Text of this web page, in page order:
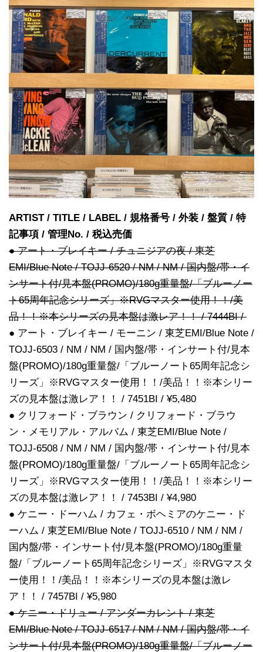
ARTIST / TITLE / LABEL / 規格番号 / 外装 / 盤質 / 特
記事項 / 管理No. / 税込売価
● アート・ブレイキー / チュニジアの夜 / 東芝
EMI/Blue Note / TOJJ-6520 / NM / NM / 国内盤/帯・イ
ンサート付/見本盤(PROMO)/180g重量盤/「ブルーノー
ト65周年記念シリーズ」※RVGマスター使用！！/美
品！！※本シリーズの見本盤は激レア！！ / 7444BI /
● アート・ブレイキー / モーニン / 東芝EMI/Blue Note /
TOJJ-6503 / NM / NM / 国内盤/帯・インサート付/見本
盤(PROMO)/180g重量盤/「ブルーノート65周年記念シ
リーズ」※RVGマスター使用！！/美品！！※本シリー
ズの見本盤は激レア！！ / 7451BI / ¥5,480
● クリフォード・ブラウン / クリフォード・ブラウ
ン・メモリアル・アルバム / 東芝EMI/Blue Note /
TOJJ-6508 / NM / NM / 国内盤/帯・インサート付/見本
盤(PROMO)/180g重量盤/「ブルーノート65周年記念シ
リーズ」※RVGマスター使用！！/美品！！※本シリー
ズの見本盤は激レア！！ / 7453BI / ¥4,980
● ケニー・ドーハム / カフェ・ボヘミアのケニー・ド
ーハム / 東芝EMI/Blue Note / TOJJ-6510 / NM / NM /
国内盤/帯・インサート付/見本盤(PROMO)/180g重量
盤/「ブルーノート65周年記念シリーズ」※RVGマスタ
ー使用！！/美品！！※本シリーズの見本盤は激レ
ア！！ / 7457BI / ¥5,980
● ケニー・ドリュー / アンダーカレント / 東芝
EMI/Blue Note / TOJJ-6517 / NM / NM / 国内盤/帯・イ
ンサート付/見本盤(PROMO)/180g重量盤/「ブルーノー